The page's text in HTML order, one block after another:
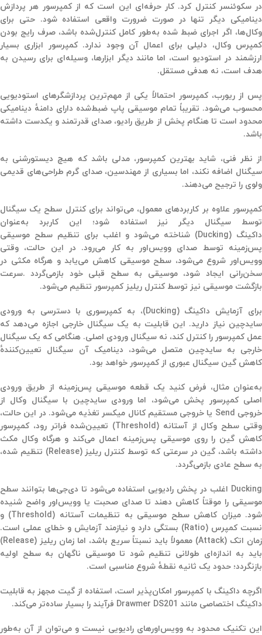
در سکوئنسر کنترل کرد. کار حرفه‌ای این است که از کمپرسور هر پردازش
دینامیکی دیگر تنها در صورت ضرورت واقعی استفاده شود. حتی برای
وکال‌ها، اگر اجرای ضبط شده به‌طور کامل کنترل‌شده باشد، صرف رایج بودن
کمپرس وکال، دلیلی برای اعمال آن وجود ندارد. کمپرسور ابزاری بسیار
ارزشمند در استودیو است، اما مانند دیگر ابزارها، وسیله‌ای برای رسیدن به
هدف است، نه هدفی مستقل.
پس از ریورب، کمپرسور احتمالاً یکی از مهم‌ترین پردازشگرهای استودیویی
محسوب می‌شود. تقریباً تمام موسیقی پاپ ضبط‌شده دارای دامنهٔ دینامیکی
محدود است تا هنگام پخش از طریق رادیو، صدای قدرتمند و یکدست داشته
باشد.
از نظر فنی، شاید بهترین کمپرسور، مدلی باشد که هیچ دیستورشنی به
سیگنال اضافه نکند، اما بسیاری از مهندسین، صدای گرم طراحی‌های قدیمی
ولوی را ترجیح می‌دهند.
کمپرسور علاوه بر کاربردهای معمول، می‌تواند برای کنترل سطح یک سیگنال
توسط سیگنال دیگر نیز استفاده شود؛ این کاربرد به‌عنوان
داکینگ (Ducking) شناخته می‌شود و اغلب برای تنظیم سطح موسیقی
پس‌زمینه توسط صدای وویس‌اور به کار می‌رود. در این حالت، وقتی
وویس‌اور شروع می‌شود، سطح موسیقی کاهش می‌یابد و هرگاه مکثی در
سخن‌رانی ایجاد شود، موسیقی به سطح قبلی خود بازمی‌گردد.سرعت
بازگشت موسیقی نیز توسط کنترل ریلیز کمپرسور تنظیم می‌شود.
برای آزمایش داکینگ (Ducking)، به کمپرسوری با دسترسی به ورودی
سایدچین نیاز دارید. این قابلیت به یک سیگنال خارجی اجازه می‌دهد که
عمل کمپرسور را کنترل کند، نه سیگنال ورودی اصلی. هنگامی که یک سیگنال
خارجی به سایدچین متصل می‌شود، دینامیک آن سیگنال تعیین‌کنندهٔ
کاهش گین سیگنال عبوری از کمپرسور خواهد بود.
به‌عنوان مثال، فرض کنید یک قطعه موسیقی پس‌زمینه از طریق ورودی
اصلی کمپرسور پخش می‌شود، اما ورودی سایدچین با سیگنال وکال از
خروجی Send یا خروجی مستقیم کانال میکسر تغذیه می‌شود. در این حالت،
وقتی سطح وکال از آستانه (Threshold) تعیین‌شده فراتر رود، کمپرسور
کاهش گین را روی موسیقی پس‌زمینه اعمال می‌کند و هرگاه وکال مکث
داشته باشد، گین در سرعتی که توسط کنترل ریلیز (Release) تنظیم شده،
به سطح عادی بازمی‌گردد.
Ducking اغلب در پخش رادیویی استفاده می‌شود تا دی‌جی‌ها بتوانند سطح
موسیقی را موقتاً کاهش دهند تا صدای صحبت یا وویس‌اور واضح شنیده
شود. میزان کاهش سطح موسیقی به تنظیمات آستانه (Threshold) و
نسبت کمپرس (Ratio) بستگی دارد و نیازمند آزمایش و خطای عملی است.
زمان اتک (Attack) معمولاً باید نسبتاً سریع باشد، اما زمان ریلیز (Release)
باید به اندازه‌ای طولانی تنظیم شود تا موسیقی ناگهان به سطح اولیه
بازنگردد؛ حدود یک ثانیه نقطهٔ شروع مناسبی است.
اگرچه داکینگ با کمپرسور امکان‌پذیر است، استفاده از گیت مجهز به قابلیت
داکینگ اختصاصی مانند Drawmer DS201 فرآیند را بسیار ساده‌تر می‌کند.
این تکنیک محدود به وویس‌اورهای رادیویی نیست و می‌توان از آن به‌طور